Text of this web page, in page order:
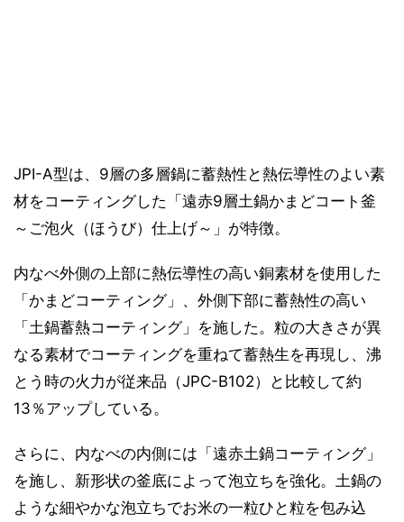
JPI-A型は、9層の多層鍋に蓄熱性と熱伝導性のよい素
材をコーティングした「遠赤9層土鍋かまどコート釜
～ご泡火（ほうび）仕上げ～」が特徴。
内なべ外側の上部に熱伝導性の高い銅素材を使用した
「かまどコーティング」、外側下部に蓄熱性の高い
「土鍋蓄熱コーティング」を施した。粒の大きさが異
なる素材でコーティングを重ねて蓄熱生を再現し、沸
とう時の火力が従来品（JPC-B102）と比較して約
13％アップしている。
さらに、内なべの内側には「遠赤土鍋コーティング」
を施し、新形状の釜底によって泡立ちを強化。土鍋の
ような細やかな泡立ちでお米の一粒ひと粒を包み込